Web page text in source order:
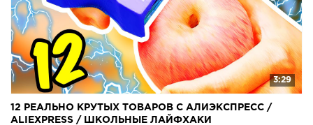
3:29
12 РЕАЛЬНО КРУТЫХ ТОВАРОВ С АЛИЭКСПРЕСС /
ALIEXPRESS / ШКОЛЬНЫЕ ЛАЙФХАКИ